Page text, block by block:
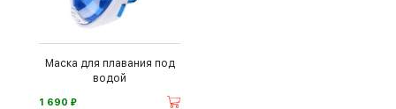
Маска для плавания под
водой
1 690 ⃏